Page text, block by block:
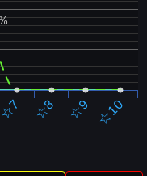
☆7 ☆8 ☆9 ☆10